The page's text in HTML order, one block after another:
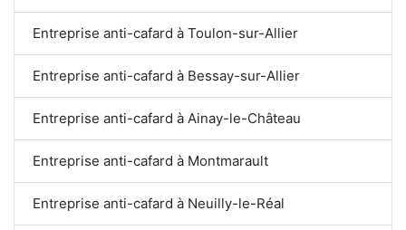
Entreprise anti-cafard à Toulon-sur-Allier
Entreprise anti-cafard à Bessay-sur-Allier
Entreprise anti-cafard à Ainay-le-Château
Entreprise anti-cafard à Montmarault
Entreprise anti-cafard à Neuilly-le-Réal